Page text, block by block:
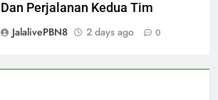
Dan Perjalanan Kedua Tim
JalalivePBN8
2 days ago 0